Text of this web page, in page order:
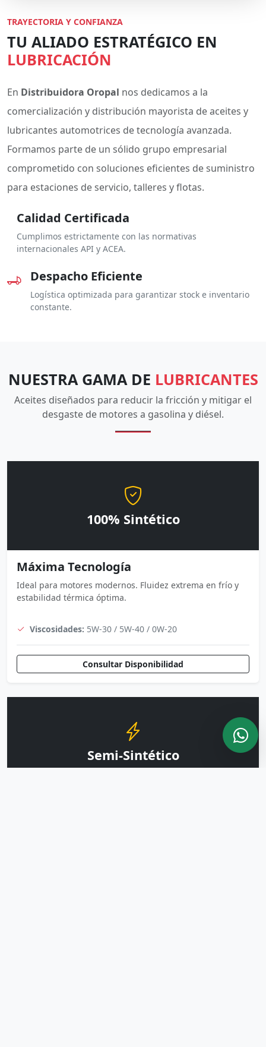
TRAYECTORIA Y CONFIANZA
TU ALIADO ESTRATÉGICO EN
LUBRICACIÓN
En Distribuidora Oropal nos dedicamos a la
comercialización y distribución mayorista de aceites y
lubricantes automotrices de tecnología avanzada.
Formamos parte de un sólido grupo empresarial
comprometido con soluciones eficientes de suministro
para estaciones de servicio, talleres y flotas.
Calidad Certificada
Cumplimos estrictamente con las normativas
internacionales API y ACEA.
Despacho Eficiente
Logística optimizada para garantizar stock e inventario
constante.
NUESTRA GAMA DE LUBRICANTES
Aceites diseñados para reducir la fricción y mitigar el
desgaste de motores a gasolina y diésel.
100% Sintético
Máxima Tecnología
Ideal para motores modernos. Fluidez extrema en frío y
estabilidad térmica óptima.
Viscosidades: 5W-30 / 5W-40 / 0W-20
Consultar Disponibilidad
Semi-Sintético